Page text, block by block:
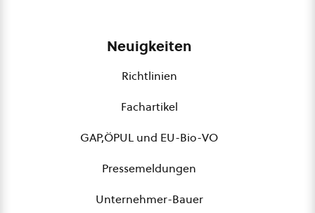
Neuigkeiten
Richtlinien
Fachartikel
GAP,ÖPUL und EU-Bio-VO
Pressemeldungen
Unternehmer-Bauer